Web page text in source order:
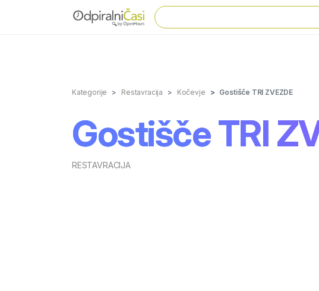
Kategorije Restavracija Kočevje Gostišče TRI ZVEZDE
Gostišče TRI
RESTAVRACIJA